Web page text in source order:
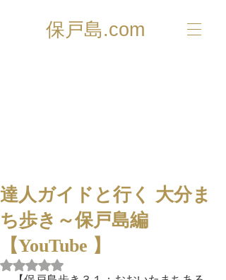
保戸島.com
達人ガイドと行く 大分ま
ち歩き～保戸島編
【YouTube 】
5つ星のうちNaNと評価されています。